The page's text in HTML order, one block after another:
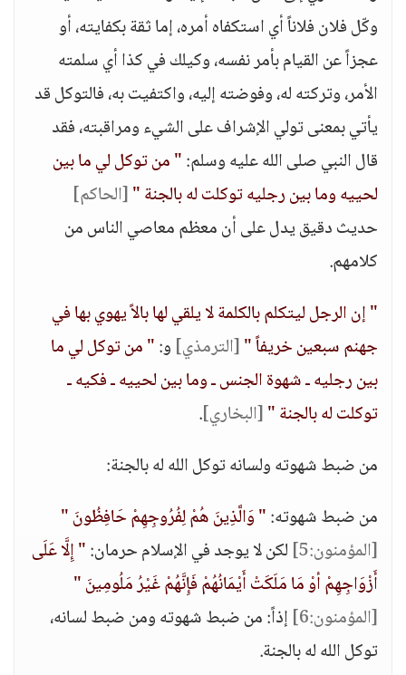
وكّل فلان فلاناً أي استكفاه أمره، إما ثقة بكفايته، أو
عجزاً عن القيام بأمر نفسه، وكيلك في كذا أي سلمته
الأمر، وتركته له، وفوضته إليه، واكتفيت به، فالتوكل قد
يأتي بمعنى تولي الإشراف على الشيء ومراقبته، فقد
قال النبي صلى الله عليه وسلم:" من توكل لي ما بين
لحييه وما بين رجليه توكلت له بالجنة "[الحاكم]
حديث دقيق يدل على أن معظم معاصي الناس من
كلامهم.
" إن الرجل ليتكلم بالكلمة لا يلقي لها بالاً يهوي بها في
جهنم سبعين خريفاً "[الترمذي] و:" من توكل لي ما
بين رجليه ـ شهوة الجنس ـ وما بين لحييه ـ فكيه ـ
توكلت له بالجنة "[البخاري].
من ضبط شهوته ولسانه توكل الله له بالجنة:
من ضبط شهوته:" وَالَّذِينَ هُمْ لِفُرُوجِهِمْ حَافِظُونَ "
[المؤمنون:5]
لكن لا يوجد في الإسلام حرمان:" إِلَّا عَلَى
أَزْوَاجِهِمْ أوْ مَا مَلَكَتْ أَيْمَانُهُمْ فَإِنَّهُمْ غَيْرُ مَلُومِينَ "
[المؤمنون:6]
إذاً: من ضبط شهوته ومن ضبط لسانه،
توكل الله له بالجنة.